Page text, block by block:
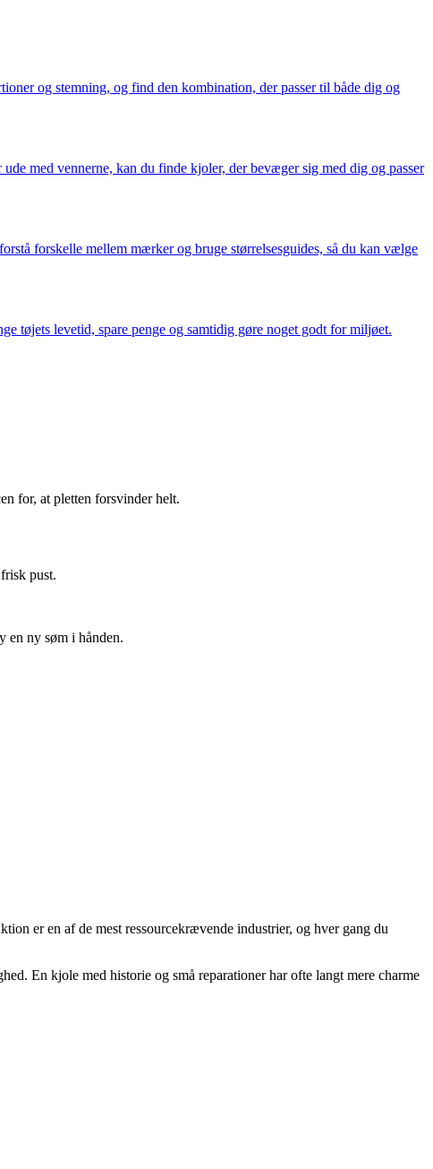
og stemning, og find den kombination, der passer til både dig og
med vennerne, kan du finde kjoler, der bevæger sig med dig og passer
forskelle mellem mærker og bruge størrelsesguides, så du kan vælge
tøjets levetid, spare penge og samtidig gøre noget godt for miljøet.
for, at pletten forsvinder helt.
pust.
en ny søm i hånden.
er en af de mest ressourcekrævende industrier, og hver gang du
En kjole med historie og små reparationer har ofte langt mere charme